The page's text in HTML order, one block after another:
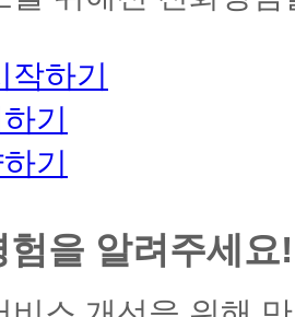
작하기
기
기
을 알려주세요!